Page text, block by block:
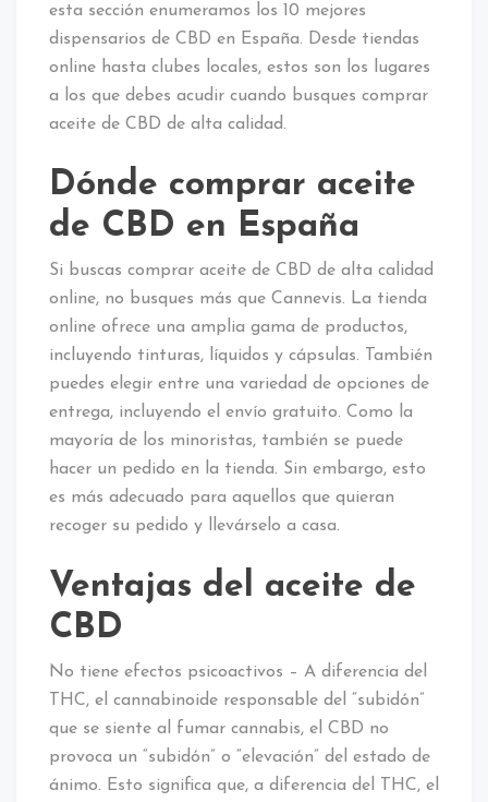
esta sección enumeramos los 10 mejores
dispensarios de CBD en España. Desde tiendas
online hasta clubes locales, estos son los lugares
a los que debes acudir cuando busques comprar
aceite de CBD de alta calidad.
Dónde comprar aceite
de CBD en España
Si buscas comprar aceite de CBD de alta calidad
online, no busques más que Cannevis. La tienda
online ofrece una amplia gama de productos,
incluyendo tinturas, líquidos y cápsulas. También
puedes elegir entre una variedad de opciones de
entrega, incluyendo el envío gratuito. Como la
mayoría de los minoristas, también se puede
hacer un pedido en la tienda. Sin embargo, esto
es más adecuado para aquellos que quieran
recoger su pedido y llevárselo a casa.
Ventajas del aceite de
CBD
No tiene efectos psicoactivos – A diferencia del
THC, el cannabinoide responsable del “subidón”
que se siente al fumar cannabis, el CBD no
provoca un “subidón” o “elevación” del estado de
ánimo. Esto significa que, a diferencia del THC, el